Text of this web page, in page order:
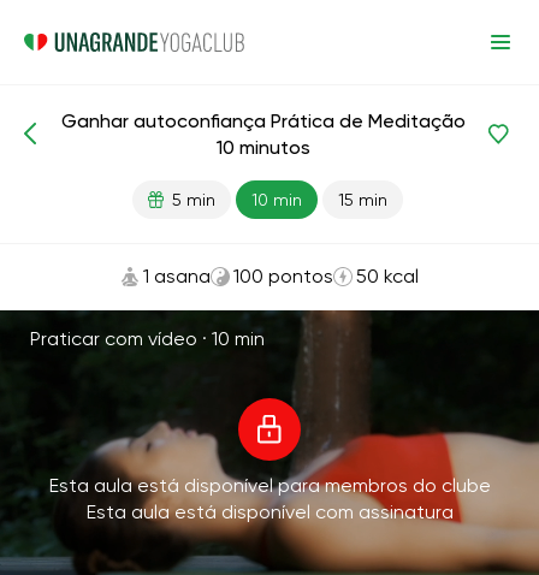
Meditação e respiração Autoestima
Ganhar autoconfiança Prática de Meditação
10 minutos
5 min 10 min 15 min
1 asana 100 pontos 50 kcal
Praticar com vídeo · 10 min
Esta aula está disponível para membros do clube
Esta aula está disponível com assinatura